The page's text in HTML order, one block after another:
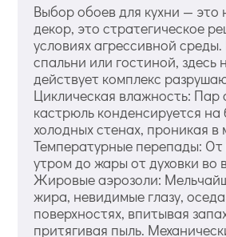
Выбор обоев для кухни — это
декор, это стратегическое
условиях агрессивной
спальни или гостиной, здесь
действует комплекс
Циклическая влажность: Пар
кастрюль конденсируется на
холодных стенах, проникая
Температурные перепады:
утром до жары от духовки во
Жировые аэрозоли:
жира, невидимые глазу,
поверхностях, впитывая
притягивая пыль.